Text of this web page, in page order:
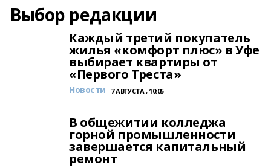
Выбор редакции
Каждый третий покупатель
жилья «комфорт плюс» в Уфе
выбирает квартиры от
«Первого Треста»
Новости 7 АВГУСТА , 10:05
В общежитии колледжа
горной промышленности
завершается капитальный
ремонт